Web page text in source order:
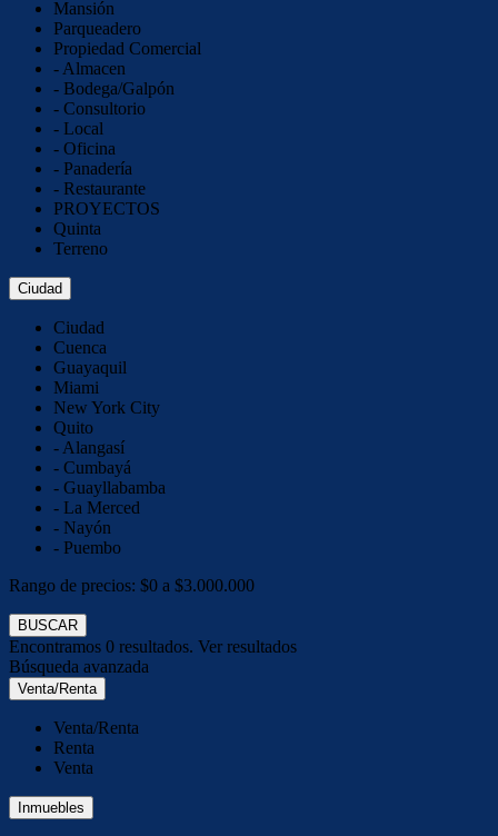
Mansión
Parqueadero
Propiedad Comercial
- Almacen
- Bodega/Galpón
- Consultorio
- Local
- Oficina
- Panadería
- Restaurante
PROYECTOS
Quinta
Terreno
Ciudad
Ciudad
Cuenca
Guayaquil
Miami
New York City
Quito
- Alangasí
- Cumbayá
- Guayllabamba
- La Merced
- Nayón
- Puembo
Rango de precios: $0 a $3.000.000
BUSCAR
Encontramos 0 resultados. Ver resultados
Búsqueda avanzada
Venta/Renta
Venta/Renta
Renta
Venta
Inmuebles